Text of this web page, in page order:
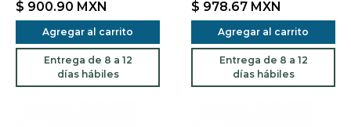
$ 900.90 MXN
Agregar al carrito
Entrega de 8 a 12
días hábiles
$ 978.67 MXN
Agregar al carrito
Entrega de 8 a 12
días hábiles